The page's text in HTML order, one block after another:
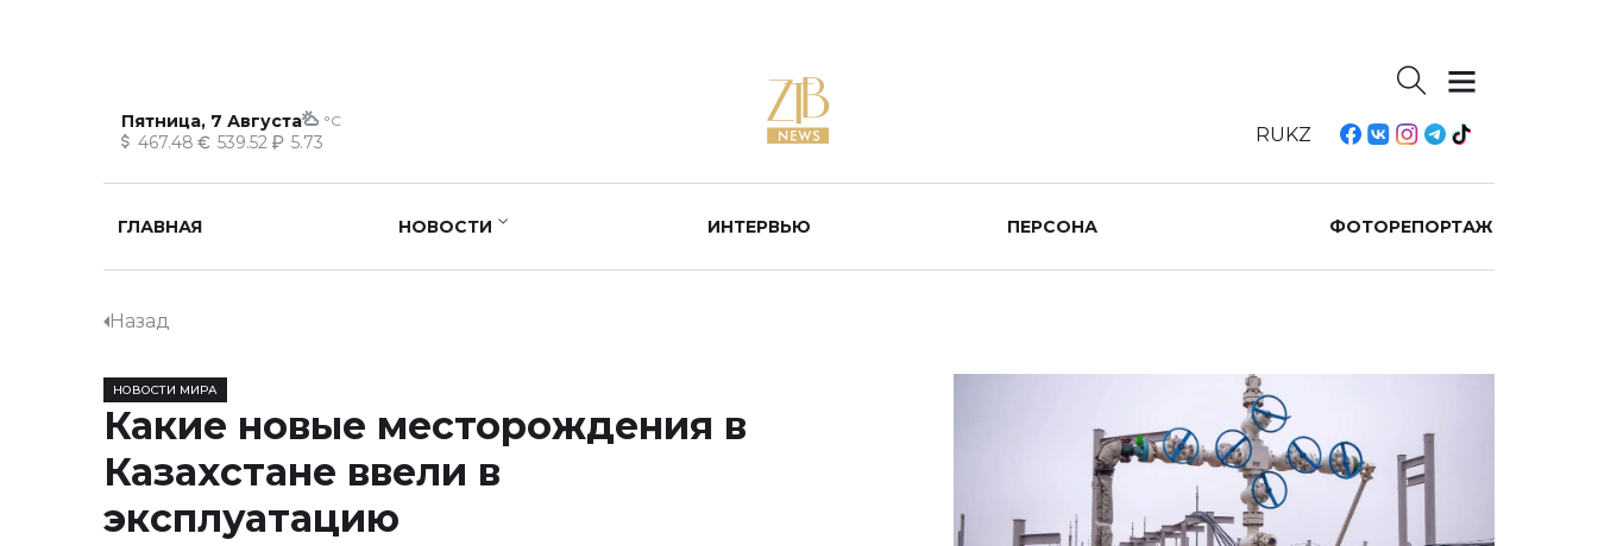
Пятница, 7 Августа °C
467.48 539.52 5.73 RUKZ
ГЛАВНАЯ НОВОСТИ ИНТЕРВЬЮ ПЕРСОНА ФОТОРЕПОРТАЖ
Назад
НОВОСТИ МИРА
Какие новые месторождения в
Казахстане ввели в
эксплуатацию